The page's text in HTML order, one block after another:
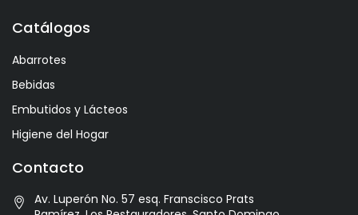
Best Maid
Bitburger
Catálogos
Abarrotes
Bebidas
Embutidos y Lácteos
Higiene del Hogar
Contacto
Av. Luperón No. 57 esq. Franscisco Prats